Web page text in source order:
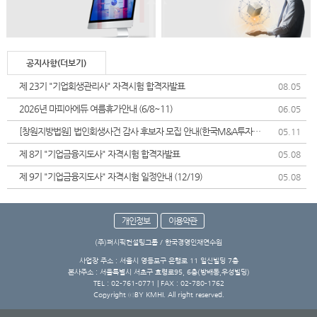
공지사항(더보기)
제 23기 "기업회생관리사" 자격시험 합격자발표 08.05
2026년 마피아에듀 여름휴가안내 (6/8~11) 06.05
[창원지방법원] 법인회생사건 감사 후보자 모집 안내(한국M&A투자협
회)
05.11
제 8기 "기업금융지도사" 자격시험 합격자발표 05.08
제 9기 "기업금융지도사" 자격시험 일정안내 (12/19) 05.08
개인정보 이용약관
(주)퍼시픽컨설팅그룹 / 한국경영인재연수원
사업장 주소 : 서울시 영등포구 은행로 11 일신빌딩 7층
본사주소 : 서울특별시 서초구 효령로95, 6층(방배동,우성빌딩)
TEL : 02-761-0771 | FAX : 02-780-1762
Copyright ⓒBY KMHI. All right reserved.